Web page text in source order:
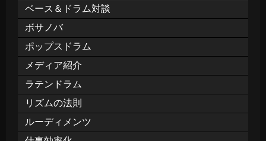
ベース＆ドラム対談
ボサノバ
ポップスドラム
メディア紹介
ラテンドラム
リズムの法則
ルーディメンツ